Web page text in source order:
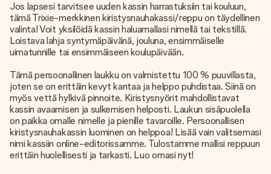
Jos lapsesi tarvitsee uuden kassin harrastuksiin tai kouluun,
tämä Trixie-merkkinen kiristysnauhakassi/reppu on täydellinen
valinta! Voit yksilöidä kassin haluamallasi nimellä tai tekstillä.
Loistava lahja syntymäpäivänä, jouluna, ensimmäiselle
uimatunnille tai ensimmäiseen koulupäivään.
Tämä persoonallinen laukku on valmistettu 100 % puuvillasta,
joten se on erittäin kevyt kantaa ja helppo puhdistaa. Siinä on
myös vettä hylkivä pinnoite. Kiristysnyörit mahdollistavat
kassin avaamisen ja sulkemisen helposti. Laukun sisäpuolella
on paikka omalle nimelle ja pienille tavaroille. Persoonallisen
kiristysnauhakassin luominen on helppoa! Lisää vain valitsemasi
nimi kassiin online-editorissamme. Tulostamme mallisi reppuun
erittäin huolellisesti ja tarkasti. Luo omasi nyt!